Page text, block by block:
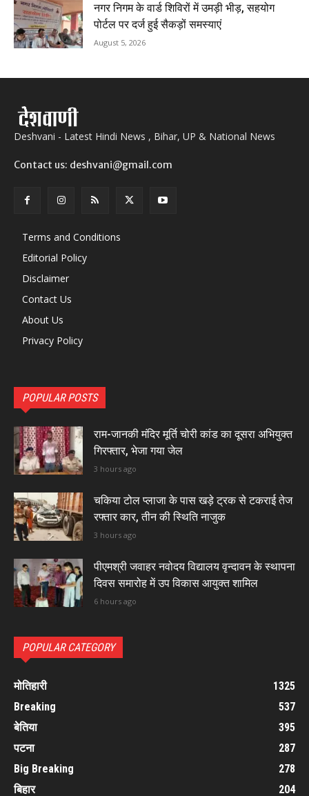
नगर निगम के वार्ड शिविरों में उमड़ी भीड़, सहयोग
पोर्टल पर दर्ज हुई सैकड़ों समस्याएं
August 5, 2026
Deshvani - Latest Hindi News , Bihar, UP & National News
Contact us: deshvani@gmail.com
Terms and Conditions
Editorial Policy
Disclaimer
Contact Us
About Us
Privacy Policy
POPULAR POSTS
राम-जानकी मंदिर मूर्ति चोरी कांड का दूसरा अभियुक्त
गिरफ्तार, भेजा गया जेल
3 hours ago
चकिया टोल प्लाजा के पास खड़े ट्रक से टकराई तेज
रफ्तार कार, तीन की स्थिति नाजुक
3 hours ago
पीएमश्री जवाहर नवोदय विद्यालय वृन्दावन के स्थापना
दिवस समारोह में उप विकास आयुक्त शामिल
6 hours ago
POPULAR CATEGORY
मोतिहारी
1325
Breaking
537
बेतिया
395
पटना
287
Big Breaking
278
बिहार
204